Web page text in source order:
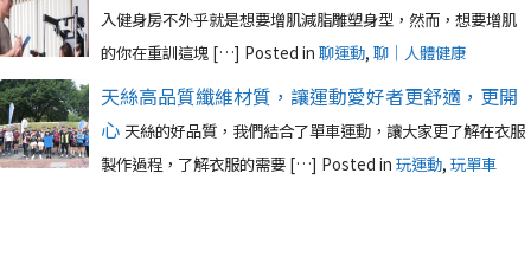
入健身房不外乎就是想要增肌減脂雕塑身型，然而，想要增肌
的你在重訓這塊 […] Posted in 聊運動, 聊｜人體健康
天絲高品質纖維材質，讓運動愛好者更舒適，更開
心 天絲的好品質，我們結合了單車運動，讓大家更了解在衣服
製作過程，了解衣服的需要 […] Posted in 玩運動, 玩單車